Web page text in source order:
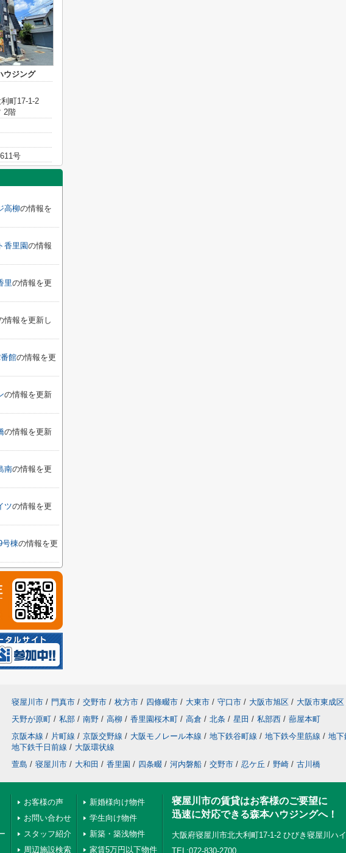
ウジング
町17-1-2
2階
号
高柳の情報を
香里園の情報
里の情報を更
情報を更新し
館の情報を更
の情報を更新
の情報を更新
南の情報を更
ツの情報を更
号棟の情報を更
寝屋川市 / 門真市 / 交野市 / 枚方市 / 四條畷市 / 大東市 / 守口市 / 大阪市旭区 / 大阪市東成区
天野が原町 / 私部 / 南野 / 高柳 / 香里園桜木町 / 高倉 / 北条 / 星田 / 私部西 / 蔀屋本町
京阪本線 / 片町線 / 京阪交野線 / 大阪モノレール本線 / 地下鉄谷町線 / 地下鉄今里筋線 / 地下
地下鉄千日前線 / 大阪環状線
萱島 / 寝屋川市 / 大和田 / 香里園 / 四条畷 / 河内磐船 / 交野市 / 忍ケ丘 / 野崎 / 古川橋
お客様の声
お問い合わせ
スタッフ紹介
周辺施設検索
新婚様向け物件
学生向け物件
新築・築浅物件
家賃5万円以下物件
寝屋川市の賃貸はお客様のご要望に
迅速に対応できる森本ハウジングへ！
大阪府寝屋川市北大利町17-1-2 ひびき寝屋川ハ
TEL:072-830-2700